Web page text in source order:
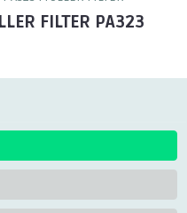
FILTER PA323